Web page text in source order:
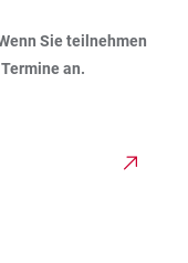
Sie teilnehmen
an.